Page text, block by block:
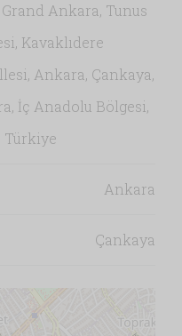
Ankara, Tunus
Kavaklıdere
Ankara, Çankaya,
İç Anadolu Bölgesi,
Türkiye
Ankara
Çankaya